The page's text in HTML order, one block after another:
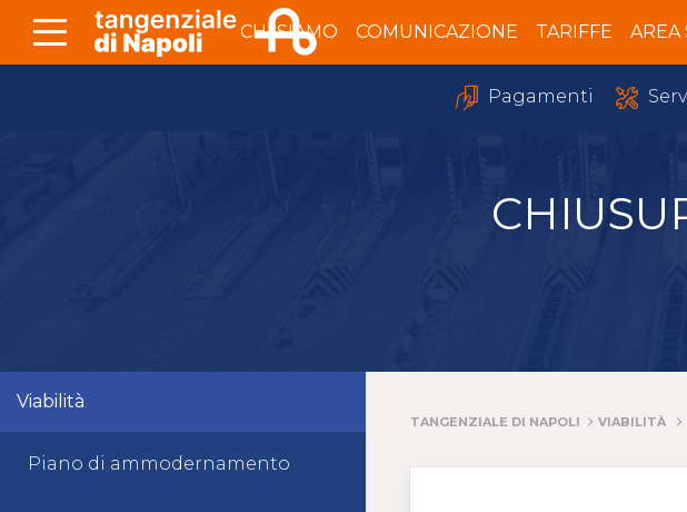
Skip to Main Content
CHI SIAMO COMUNICAZIONE TARIFFE AREA
Pagamenti
Viabilità
Piano di ammodernamento
TANGENZIALE DI NAPOLI VIABILITÀ